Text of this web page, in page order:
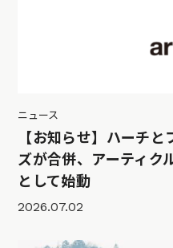
ニュース
【お知らせ】ハーチ
ズが合併、アーティク
として始動
2026.07.02